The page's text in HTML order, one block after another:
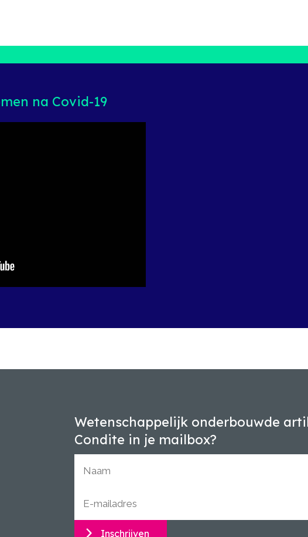
na Covid-19
Wetenschappelijk onderbouwde
Condite in je mailbox?
Inschrijven